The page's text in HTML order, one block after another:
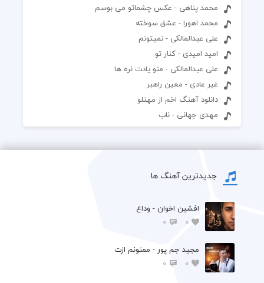
محمد پناهی - عکس چشماتو می بوسم
محمد اهورا - عشق سوخته
علی عبدالمالکی - نمیتونم
امید امیدی - کنار تو
علی عبدالمالکی - منو یادت نره ها
غیر عادی - معین راهبر
دانلود آهنگ اخم از مهتلو
مهدی جهانی - ناب
جدیدترین آهنگ ها
افشين اخوان - وداع
0
0
مجید جم پور - ممنونم ازت
0
0